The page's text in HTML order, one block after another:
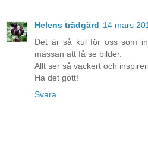
Helens trädgård 14 mars
Det är så kul för oss som
mässan att få se bilder.
Allt ser så vackert och
Ha det gott!
Svara